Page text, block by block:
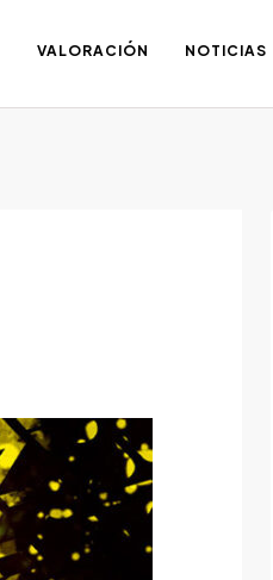
VALORACIÓN NOTICIAS